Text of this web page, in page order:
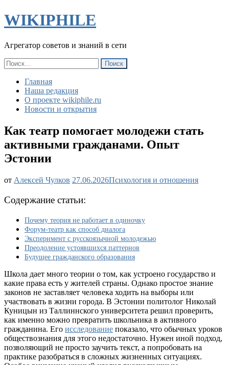
WIKIPHILE
Агрегатор советов и знаний в сети
Найти:
Главная
Наша редакция
О проекте wikiphile.ru
Новости и открытия
Как театр помогает молодежи стать
активными гражданами. Опыт
Эстонии
от Алексей Чулков 27.06.2026Как
активными
гражданами.
Опыт
Эстонии
Психология и отношения
Содержание статьи:
Почему теория не работает в одиночку
Форум-театр как способ диалога
Эксперимент с русскоязычной молодежью
Преодоление устоявшихся паттернов
Будущее гражданского образования
Школа дает много теории о том, как устроено государство и
какие права есть у жителей страны. Однако простое знание
законов не заставляет человека ходить на выборы или
участвовать в жизни города. В Эстонии политолог Николай
Куницын из Таллиннского университета решил проверить,
как именно можно превратить школьника в активного
гражданина. Его исследование показало, что обычных уроков
обществознания для этого недостаточно. Нужен иной подход,
позволяющий не просто заучить текст, а попробовать на
практике разобраться в сложных жизненных ситуациях.